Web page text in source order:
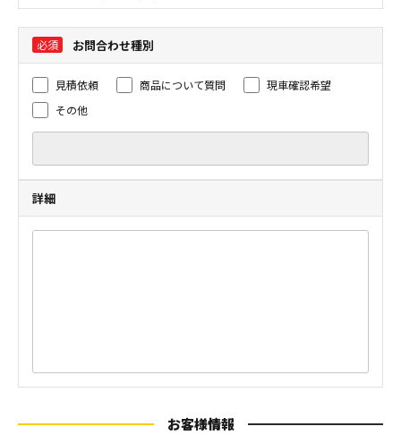
お問合わせ種別
見積依頼 商品について質問
現車確認希望
その他
詳細
お客様情報